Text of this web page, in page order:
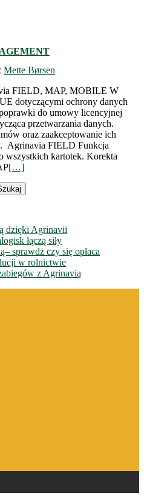
Mette Børsen
FIELD, MAP, MOBILE W
dotyczącymi ochrony danych
do umowy licencyjnej
przetwarzania danych.
oraz zaakceptowanie ich
Agrinavia FIELD Funkcja
wszystkich kartotek. Korekta
[…]
dzięki Agrinavii
łączą siły
sprawdż czy się opłaca
w rolnictwie
z Agrinavią